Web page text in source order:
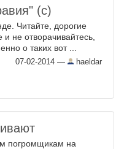
(с)
Читайте, дорогие
не отворачивайтесь,
о таких вот ...
07-02-2014 — haeldar
погромщикам на